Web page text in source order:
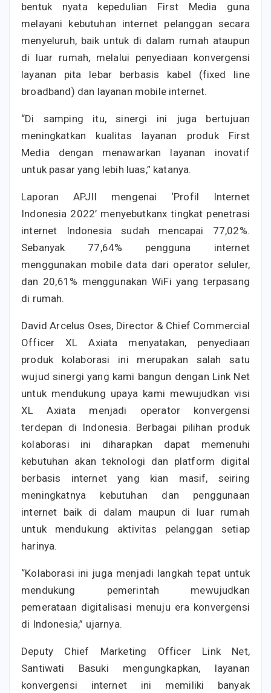
bentuk nyata kepedulian First Media guna
melayani kebutuhan internet pelanggan secara
menyeluruh, baik untuk di dalam rumah ataupun
di luar rumah, melalui penyediaan konvergensi
layanan pita lebar berbasis kabel (fixed line
broadband) dan layanan mobile internet.
“Di samping itu, sinergi ini juga bertujuan
meningkatkan kualitas layanan produk First
Media dengan menawarkan layanan inovatif
untuk pasar yang lebih luas,” katanya.
Laporan APJII mengenai ‘Profil Internet
Indonesia 2022’ menyebutkanx tingkat penetrasi
internet Indonesia sudah mencapai 77,02%.
Sebanyak 77,64% pengguna internet
menggunakan mobile data dari operator seluler,
dan 20,61% menggunakan WiFi yang terpasang
di rumah.
David Arcelus Oses, Director & Chief Commercial
Officer XL Axiata menyatakan, penyediaan
produk kolaborasi ini merupakan salah satu
wujud sinergi yang kami bangun dengan Link Net
untuk mendukung upaya kami mewujudkan visi
XL Axiata menjadi operator konvergensi
terdepan di Indonesia. Berbagai pilihan produk
kolaborasi ini diharapkan dapat memenuhi
kebutuhan akan teknologi dan platform digital
berbasis internet yang kian masif, seiring
meningkatnya kebutuhan dan penggunaan
internet baik di dalam maupun di luar rumah
untuk mendukung aktivitas pelanggan setiap
harinya.
“Kolaborasi ini juga menjadi langkah tepat untuk
mendukung pemerintah mewujudkan
pemerataan digitalisasi menuju era konvergensi
di Indonesia,” ujarnya.
Deputy Chief Marketing Officer Link Net,
Santiwati Basuki mengungkapkan, layanan
konvergensi internet ini memiliki banyak